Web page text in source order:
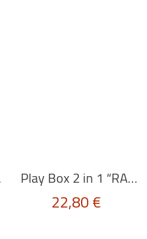
Play Box 2 in 1 “RABBIT FAMILY” von Scratch Europe
22,80€